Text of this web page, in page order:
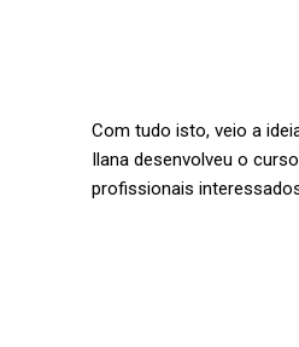
Com tudo isto, veio a
Ilana desenvolveu o
profissionais